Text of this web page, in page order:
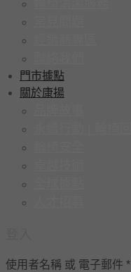
門市據點
關於康揚
使用者名稱 或 電子郵件 *